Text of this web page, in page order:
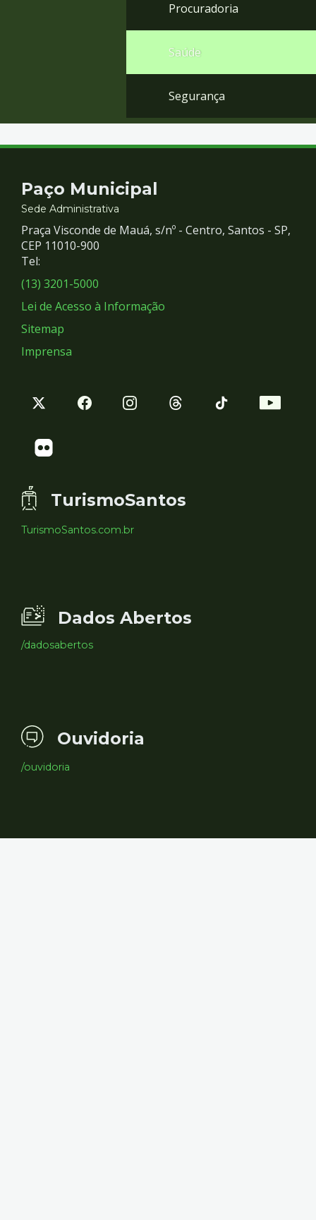
Procuradoria
Saúde
Segurança
Contato
e
Redes
Sociais
Paço Municipal
Sede Administrativa
Praça Visconde de Mauá, s/nº - Centro, Santos - SP,
CEP 11010-900
Tel:
(13) 3201-5000
Lei de Acesso à Informação
Sitemap
Imprensa
TurismoSantos
TurismoSantos.com.br
Dados Abertos
/dadosabertos
Ouvidoria
/ouvidoria